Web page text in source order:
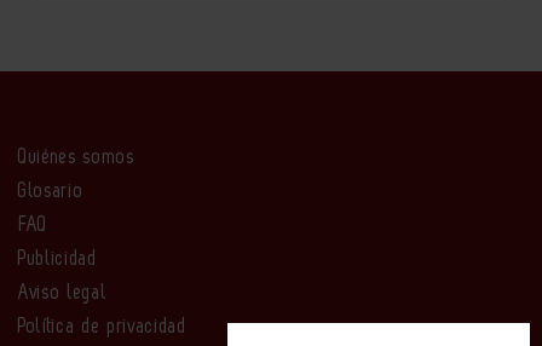
Quiénes somos
Glosario
FAQ
Publicidad
Aviso legal
Política de privacidad